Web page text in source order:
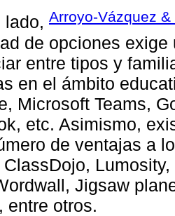
lado, Arroyo-Vázquez
de opciones
entre tipos y
en el ámbito
Microsoft Teams,
etc. Asimismo,
de ventajas a
ClassDojo,
Jigsaw
entre otros.